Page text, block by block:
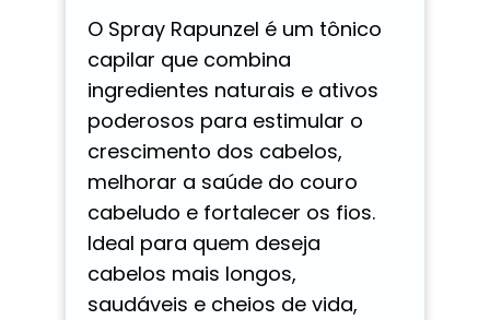
O Spray Rapunzel é um tônico
capilar que combina
ingredientes naturais e ativos
poderosos para estimular o
crescimento dos cabelos,
melhorar a saúde do couro
cabeludo e fortalecer os fios.
Ideal para quem deseja
cabelos mais longos,
saudáveis e cheios de vida,